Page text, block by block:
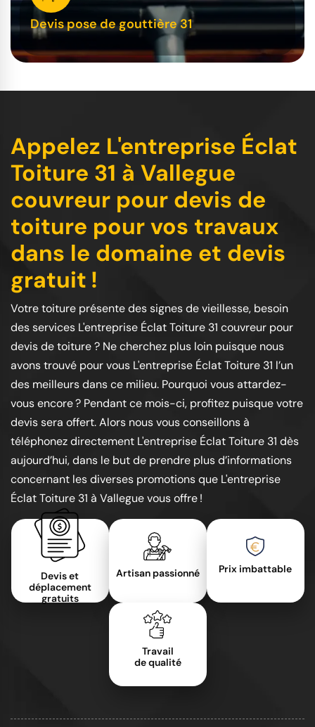
Devis pose de gouttière 31
Appelez L'entreprise Éclat
Toiture 31 à Vallegue
couvreur pour devis de
toiture pour vos travaux
dans le domaine et devis
gratuit !
Votre toiture présente des signes de vieillesse, besoin
des services L'entreprise Éclat Toiture 31 couvreur pour
devis de toiture ? Ne cherchez plus loin puisque nous
avons trouvé pour vous L'entreprise Éclat Toiture 31 l’un
des meilleurs dans ce milieu. Pourquoi vous attardez-
vous encore ? Pendant ce mois-ci, profitez puisque votre
devis sera offert. Alors nous vous conseillons à
téléphonez directement L'entreprise Éclat Toiture 31 dès
aujourd’hui, dans le but de prendre plus d’informations
concernant les diverses promotions que L'entreprise
Éclat Toiture 31 à Vallegue vous offre !
Devis et
déplacement
gratuits
Artisan passionné Prix imbattable
Travail
de qualité